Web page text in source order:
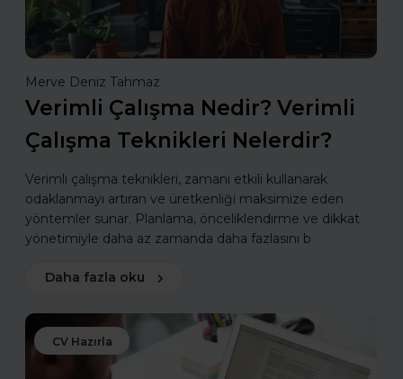
Merve Deniz Tahmaz
Verimli Çalışma Nedir? Verimli
Çalışma Teknikleri Nelerdir?
Verimli çalışma teknikleri, zamanı etkili kullanarak
odaklanmayı artıran ve üretkenliği maksimize eden
yöntemler sunar. Planlama, önceliklendirme ve dikkat
yönetimiyle daha az zamanda daha fazlasını b
Daha fazla oku
CV Hazırla